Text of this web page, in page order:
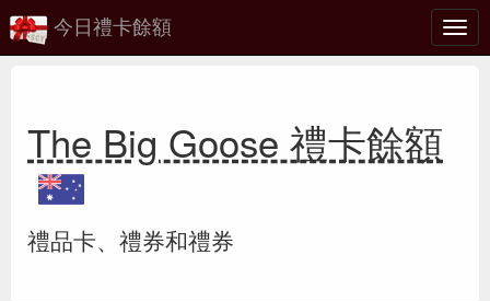
切
換
今日禮卡餘額
The Big Goose 禮卡餘額
禮品卡、禮券和禮券